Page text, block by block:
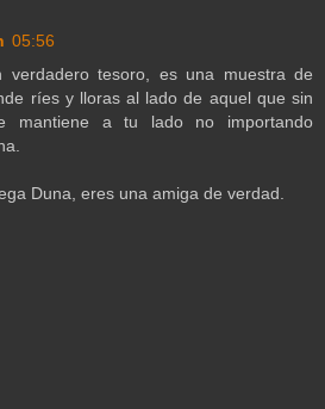
05:56
verdadero tesoro, es una muestra de
ríes y lloras al lado de aquel que sin
mantiene a tu lado no importando
Duna, eres una amiga de verdad.